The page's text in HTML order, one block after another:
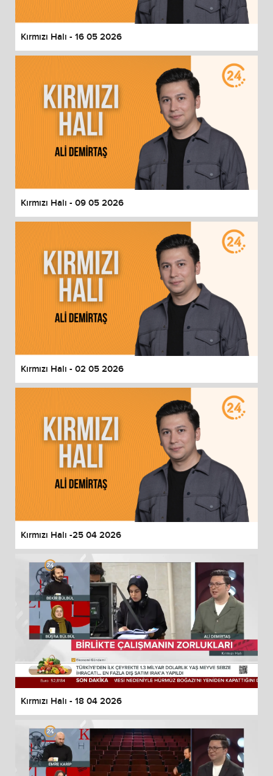
Kırmızı Halı - 16 05 2026
Kırmızı Halı - 09 05 2026
Kırmızı Halı - 02 05 2026
Kırmızı Halı -25 04 2026
Kırmızı Halı - 18 04 2026